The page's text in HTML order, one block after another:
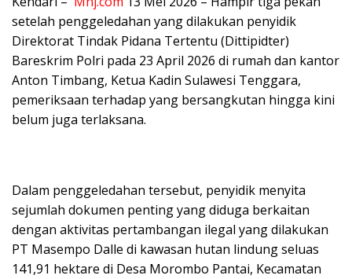
setelah penggeledahan yang dilakukan penyidik
Direktorat Tindak Pidana Tertentu (Dittipidter)
Bareskrim Polri pada 23 April 2026 di rumah dan kantor
Anton Timbang, Ketua Kadin Sulawesi Tenggara,
pemeriksaan terhadap yang bersangkutan hingga kini
belum juga terlaksana.
Dalam penggeledahan tersebut, penyidik menyita
sejumlah dokumen penting yang diduga berkaitan
dengan aktivitas pertambangan ilegal yang dilakukan
PT Masempo Dalle di kawasan hutan lindung seluas
141,91 hektare di Desa Morombo Pantai, Kecamatan